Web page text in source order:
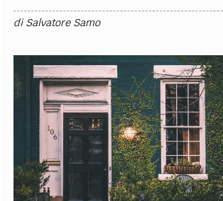
diSalvatore Samo